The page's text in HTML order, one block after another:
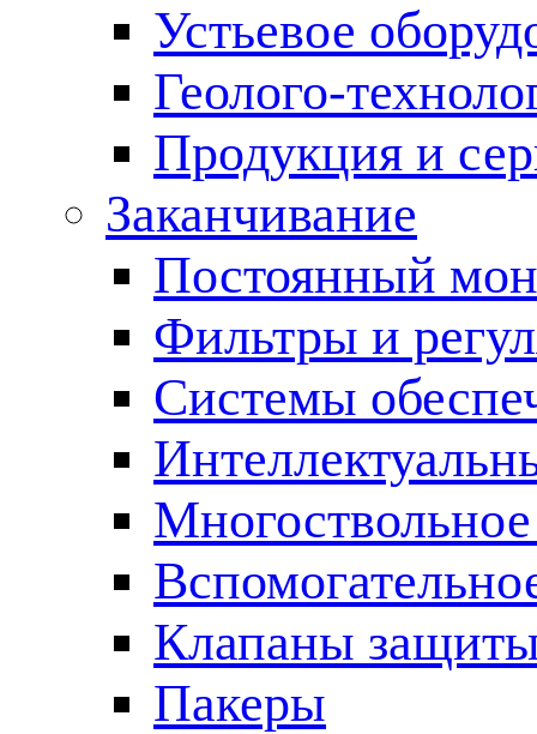
Устьевое
Геолого-
Продукция и
Заканчивание
Постоянный
Фильтры и
Cистемы
Клапаны
Пакеры